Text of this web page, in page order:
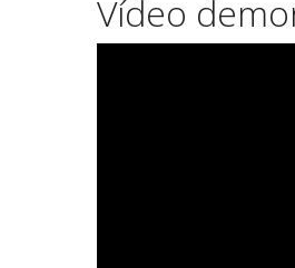
Vídeo